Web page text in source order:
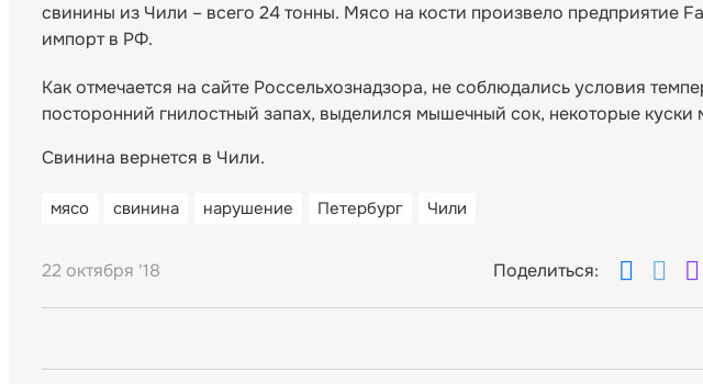
свинины из Чили – всего 24 тонны. Мясо на кости произвело предприятие
импорт в РФ.
Как отмечается на сайте Россельхознадзора, не соблюдались условия
посторонний гнилостный запах, выделился мышечный сок, некоторые
Свинина вернется в Чили.
мясо свинина нарушение Петербург Чили
22 октября '18 Поделиться: